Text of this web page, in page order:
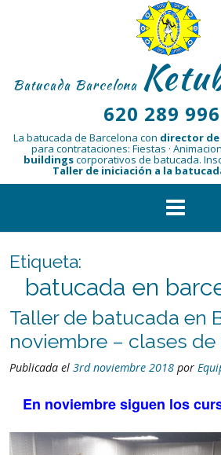
Batucada Barcelona
620 289 996
La batucada de Barcelona con director de
para contrataciones: Fiestas ·
buildingscorporativos de batucada.
Taller de iniciación a la
Etiqueta:
batucada en
Taller de batucada en
noviembre – clases
Publicada el 3rd noviembre 2018 por
En noviembre siguen los